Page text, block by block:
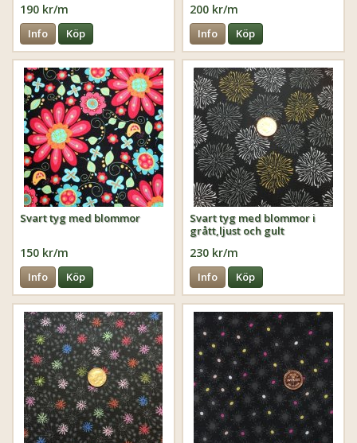
190 kr/m
Info Köp
200 kr/m
Info Köp
Svart tyg med blommor
150 kr/m
Info Köp
Svart tyg med blommor i
grått,ljust och gult
230 kr/m
Info Köp